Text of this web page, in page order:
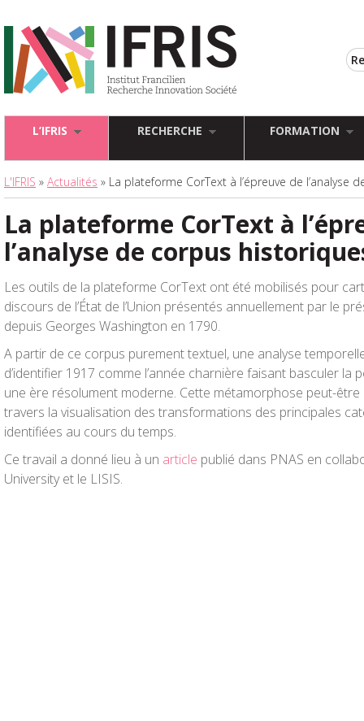
L’IFRIS RECHERCHE FORMATION
L'IFRIS » Actualités » La plateforme CorText à l’épreuve de l’analyse
La plateforme CorText à
l’analyse de corpus
Les outils de la plateforme CorText ont été mobilisés pour
discours de l’État de l’Union présentés annuellement par le
depuis Georges Washington en 1790.
A partir de ce corpus purement textuel, une analyse
d’identifier 1917 comme l’année charnière faisant basculer la
une ère résolument moderne. Cette métamorphose peut-
travers la visualisation des transformations des principales
identifiées au cours du temps.
Ce travail a donné lieu à un article publié dans PNAS en
University et le LISIS.